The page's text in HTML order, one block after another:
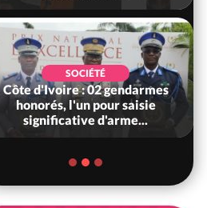
SOCIÉTÉ
Côte d'Ivoire : 02 gendarmes
honorés, l'un pour saisie
significative d'arme...